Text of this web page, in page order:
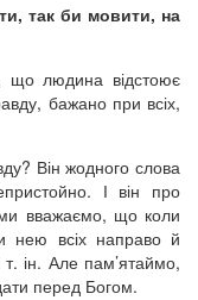
так би мовити, на
що людина відстоює
бажано при всіх,
Він жодного слова
І він про
ми вважаємо, що коли
нею всіх направо й
ін. Але пам’ятаймо,
перед Богом.